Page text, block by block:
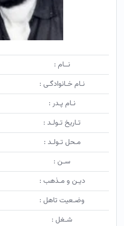
نــام :
نـام خـانوادگـی :
نـام پـدر :
تـاریخ تـولـد :
مـحل تـولـد :
سـن :
دیـن و مـذهب :
وضـعیت تاهل :
شـغل :